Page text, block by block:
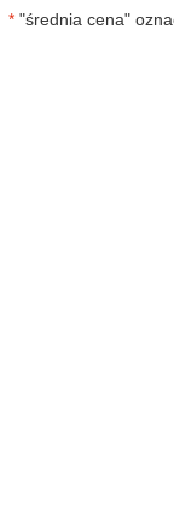
* "średnia cena"